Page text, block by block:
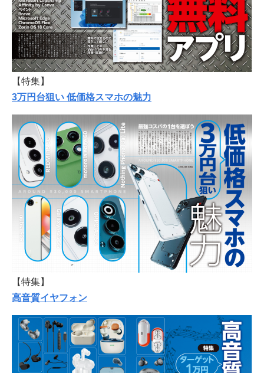
【特集】
3万円台狙い 低価格スマホの魅力
【特集】
高音質イヤフォン